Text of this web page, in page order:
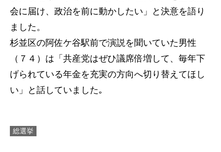
会に届け、政治を前に動かしたい」と決意を語り
ました。
杉並区の阿佐ケ谷駅前で演説を聞いていた男性
（７４）は「共産党はぜひ議席倍増して、毎年下
げられている年金を充実の方向へ切り替えてほし
い」と話していました｡
総選挙